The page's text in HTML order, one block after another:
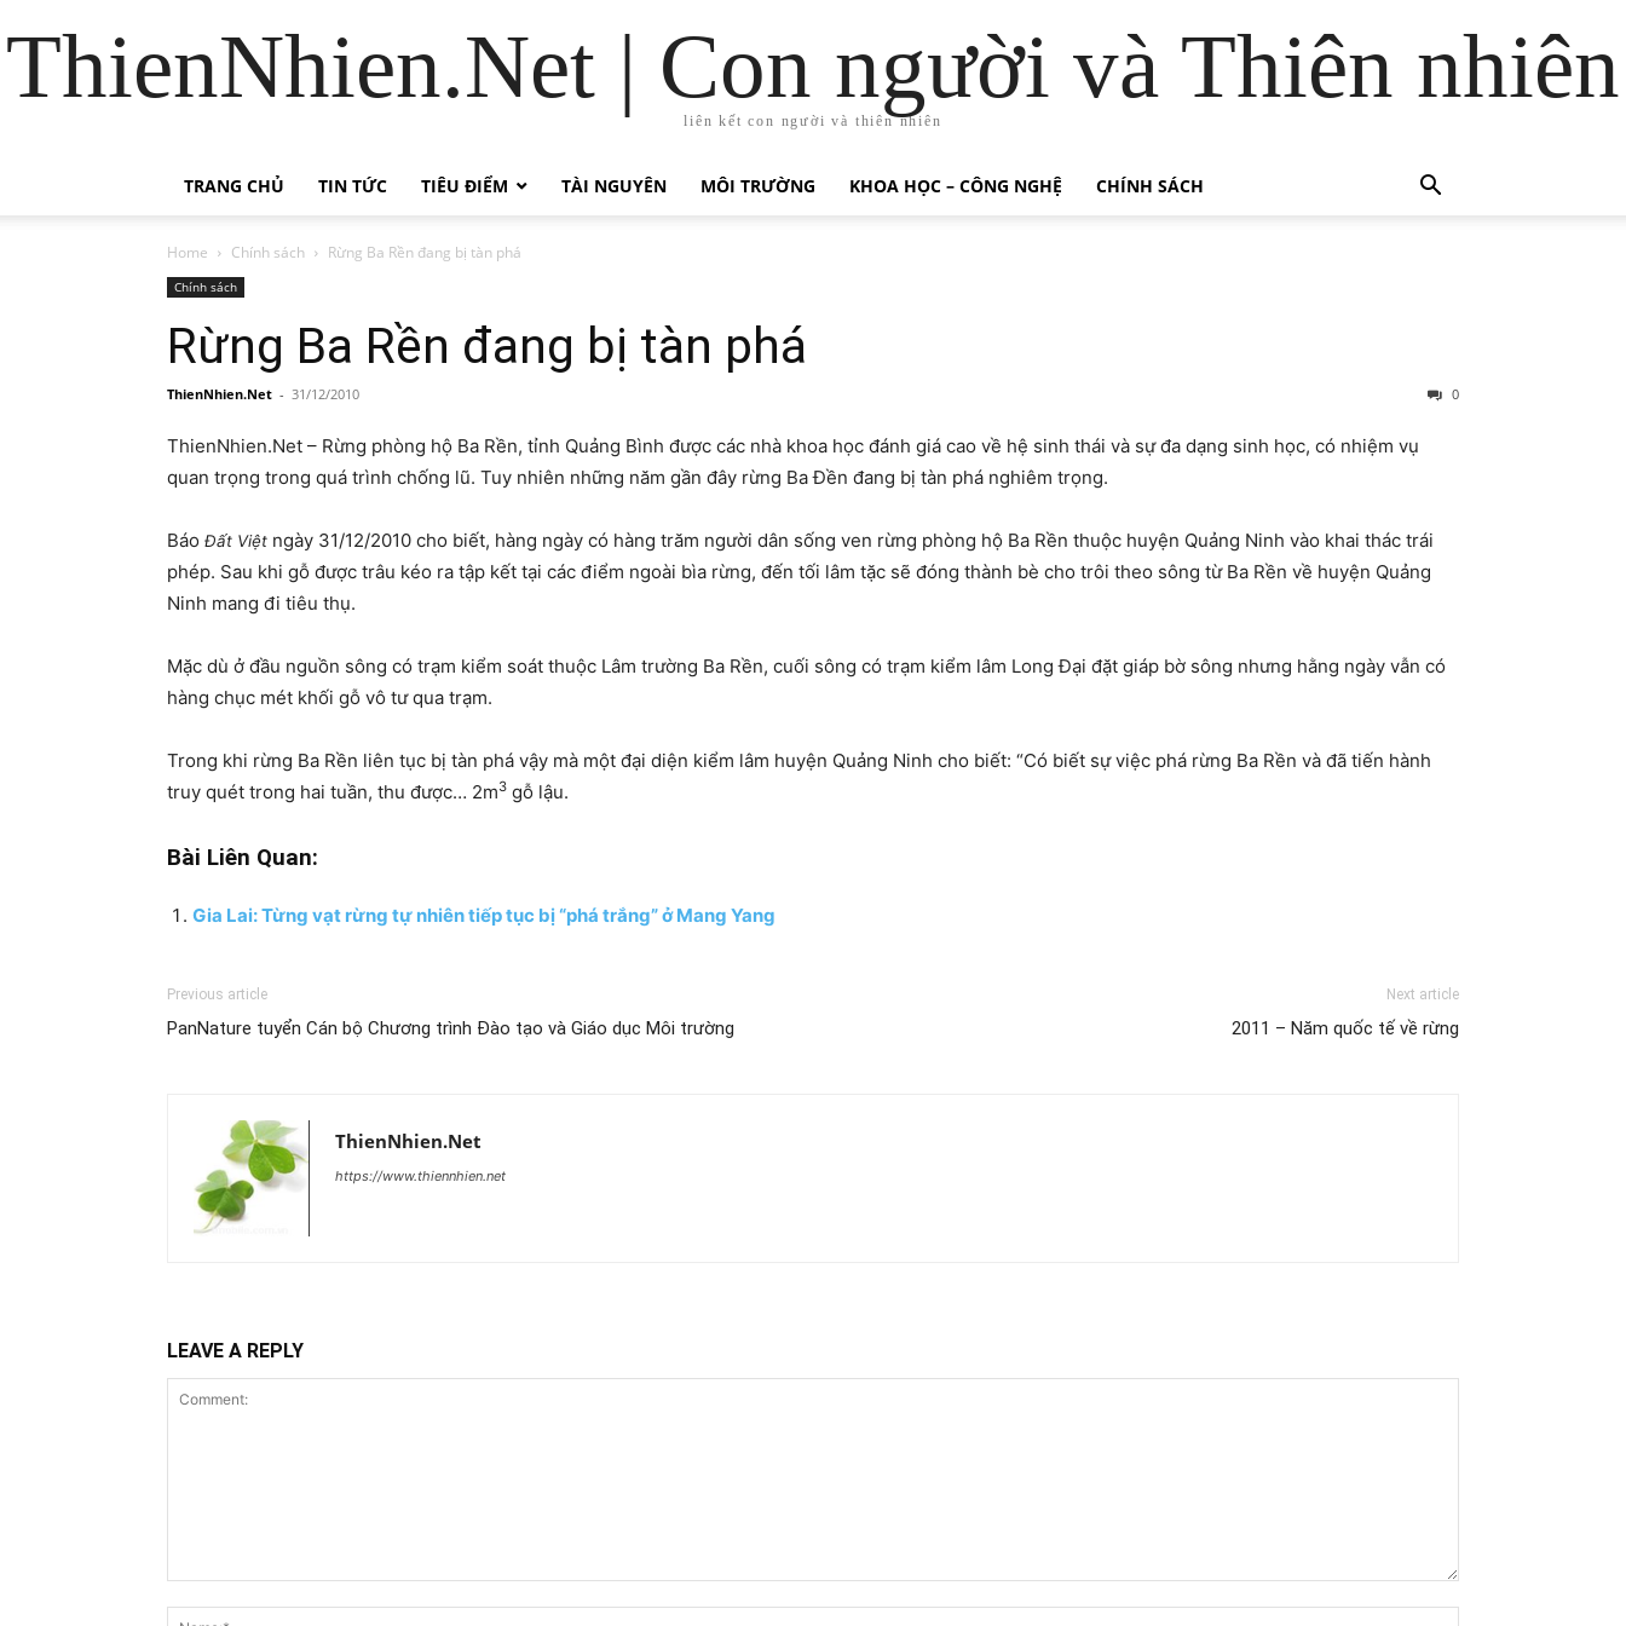
ThienNhien.Net | Con người và Thiên nhiên
liên kết con người và thiên nhiên
TRANG CHỦ TIN TỨC TIÊU ĐIỂM TÀI NGUYÊN MÔI TRƯỜNG KHOA HỌC – CÔNG NGHỆ CHÍNH SÁCH
Home Chính sách Rừng Ba Rền đang bị tàn phá
Chính sách
Rừng Ba Rền đang bị tàn phá
ThienNhien.Net - 31/12/2010 0
ThienNhien.Net – Rừng phòng hộ Ba Rền, tỉnh Quảng Bình được các nhà khoa học đánh giá cao về hệ sinh thái và sự đa dạng sinh học, có nhiệm vụ
quan trọng trong quá trình chống lũ. Tuy nhiên những năm gần đây rừng Ba Đền đang bị tàn phá nghiêm trọng.
Báo Đất Việt ngày 31/12/2010 cho biết, hàng ngày có hàng trăm người dân sống ven rừng phòng hộ Ba Rền thuộc huyện Quảng Ninh vào khai thác trái
phép. Sau khi gỗ được trâu kéo ra tập kết tại các điểm ngoài bìa rừng, đến tối lâm tặc sẽ đóng thành bè cho trôi theo sông từ Ba Rền về huyện Quảng
Ninh mang đi tiêu thụ.
Mặc dù ở đầu nguồn sông có trạm kiểm soát thuộc Lâm trường Ba Rền, cuối sông có trạm kiểm lâm Long Đại đặt giáp bờ sông nhưng hằng ngày vẫn có
hàng chục mét khối gỗ vô tư qua trạm.
Trong khi rừng Ba Rền liên tục bị tàn phá vậy mà một đại diện kiểm lâm huyện Quảng Ninh cho biết: “Có biết sự việc phá rừng Ba Rền và đã tiến hành
truy quét trong hai tuần, thu được… 2m3 gỗ lậu.
Bài Liên Quan:
Gia Lai: Từng vạt rừng tự nhiên tiếp tục bị “phá trắng” ở Mang Yang
Previous article
PanNature tuyển Cán bộ Chương trình Đào tạo và Giáo dục Môi trường
Next article
2011 – Năm quốc tế về rừng
ThienNhien.Net
https://www.thiennhien.net
LEAVE A REPLY